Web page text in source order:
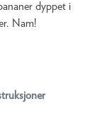
dyppet i
Nam!